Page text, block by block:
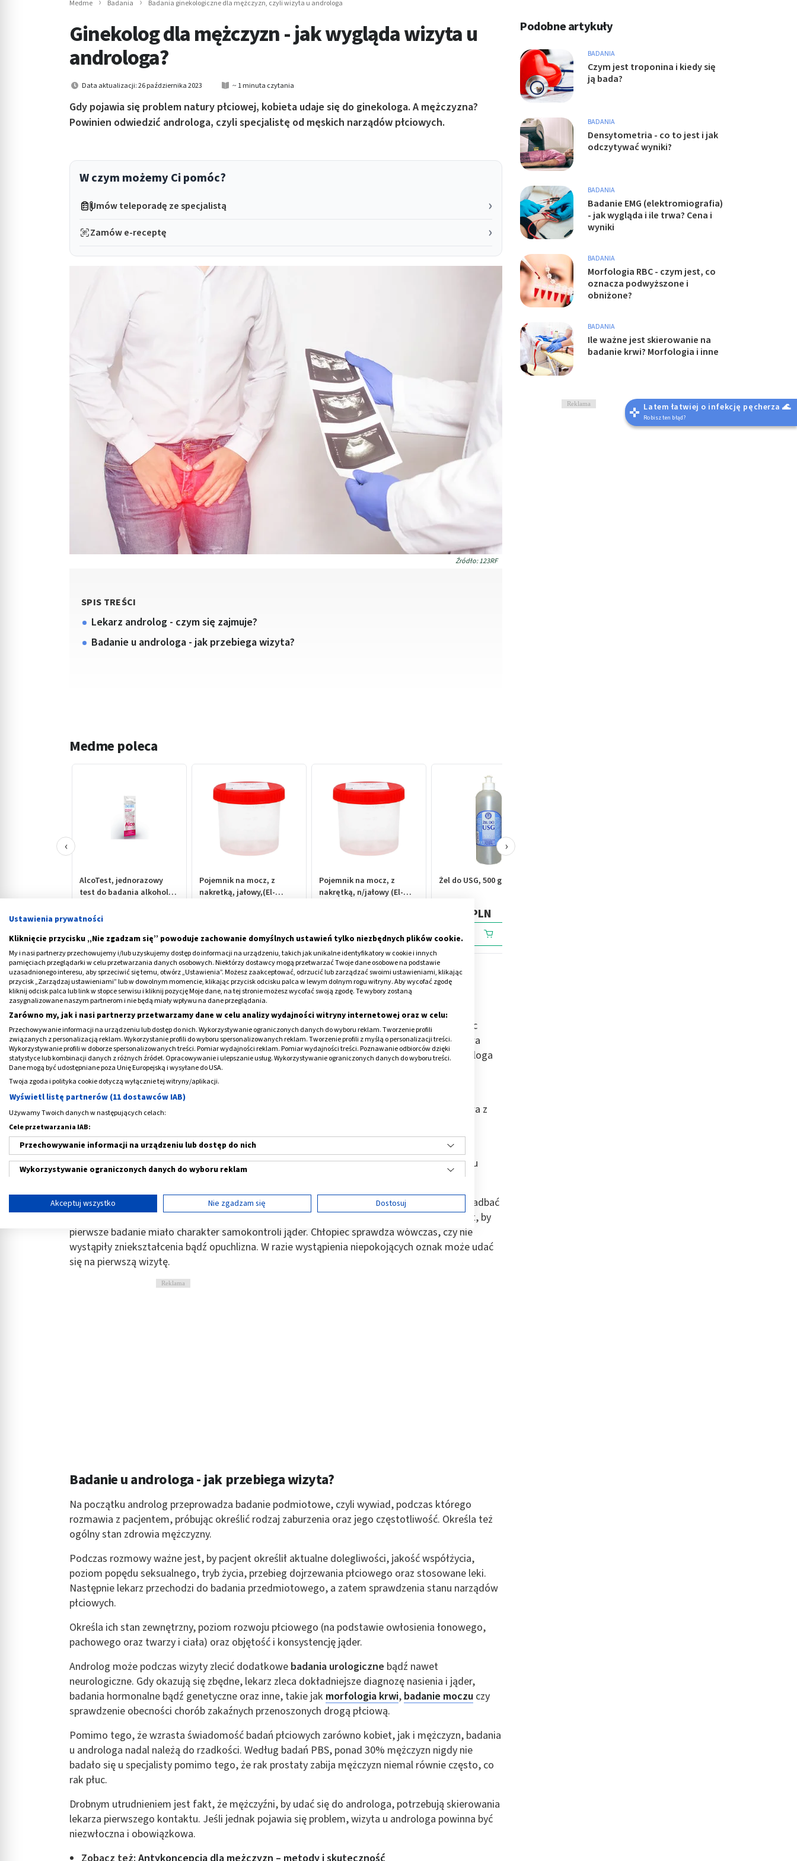
Medme Badania Badania ginekologiczne dla mężczyzn, czyli wizyta u androloga
Ginekolog dla mężczyzn - jak wygląda wizyta u
androloga?
Data aktualizacji: 26 października 2023 ~ 1 minuta czytania
Gdy pojawia się problem natury płciowej, kobieta udaje się do ginekologa. A mężczyzna?
Powinien odwiedzić androloga, czyli specjalistę od męskich narządów płciowych.
W czym możemy Ci pomóc?
Umów teleporadę ze specjalistą
Zamów e-receptę
Źródło: 123RF
SPIS TREŚCI
Lekarz androlog - czym się zajmuje?
Badanie u androloga - jak przebiega wizyta?
Medme poleca
AlcoTest, jednorazowy
test do badania alkoholu,
5,39 PLN
Pojemnik na mocz, z
nakretką, jałowy,(El-
Pojemnik na mocz, z
nakrętką, n/jałowy (El-
Żel do USG, 500 g (Hasco)
16,99 PLN
‹ ›
Lekarz androlog - czym się zajmuje?
Andrologiazajmuje się fizjologią męskich narządów płciowych, wykrywając ich wady, lecząc
zaburzenia erekcji, bezpłodność czy przerost gruczołu krokowego. Czasem potrzebne bywa
wsparcie innych specjalistów, takich jakurologczy seksuolog, aczkolwiek to właśnie androloga
nazywa się „ginekologiem dla mężczyzn.”
Andrologpowinien badać mężczyznę na wszystkich etapach jego rozwoju, toteż specjaliści
przyjmują zarówno chłopców, jak i starszych mężczyzn. Oprócz badań możliwa jest rozmowa z
lekarzem o nurtujących mężczyznę problemach. Leczy się zarówno przyczyny, jak i skutki
schorzeń.
Najczęstszą przyczyną wizyt u androloga jestandropauza, czyli okres obniżania się poziomu
męskich hormonów płciowych. Wizyty dotyczą w dużej mierze również bezpłodności.
Dobrze jest, gdy zachęcanie do badań odbywa się już w młodości. Rodzice, którzy pragną zadbać
o zdrowie swojego syna, powinni wytłumaczyć mu, jak bardzo jest to ważne. Wskazane jest, by
pierwsze badanie miało charakter samokontroli jąder. Chłopiec sprawdza wówczas, czy nie
wystąpiły zniekształcenia bądź opuchlizna. W razie wystąpienia niepokojących oznak może udać
się na pierwszą wizytę.
Reklama
Badanie u androloga - jak przebiega wizyta?
Na początku androlog przeprowadza badanie podmiotowe, czyli wywiad, podczas którego
rozmawia z pacjentem, próbując określić rodzaj zaburzenia oraz jego częstotliwość. Określa też
ogólny stan zdrowia mężczyzny.
Podczas rozmowy ważne jest, by pacjent określił aktualne dolegliwości, jakość współżycia,
poziom popędu seksualnego, tryb życia, przebieg dojrzewania płciowego oraz stosowane leki.
Następnie lekarz przechodzi do badania przedmiotowego, a zatem sprawdzenia stanu narządów
płciowych.
Określa ich stan zewnętrzny, poziom rozwoju płciowego (na podstawie owłosienia łonowego,
pachowego oraz twarzy i ciała) oraz objętość i konsystencję jąder.
Androlog może podczas wizyty zlecić dodatkowe badania urologiczne bądź nawet
neurologiczne. Gdy okazują się zbędne, lekarz zleca dokładniejsze diagnozę nasienia i jąder,
badania hormonalne bądź genetyczne oraz inne, takie jak morfologia krwi, badanie moczu czy
sprawdzenie obecności chorób zakaźnych przenoszonych drogą płciową.
Pomimo tego, że wzrasta świadomość badań płciowych zarówno kobiet, jak i mężczyzn, badania
u androloga nadal należą do rzadkości. Według badań PBS, ponad 30% mężczyzn nigdy nie
badało się u specjalisty pomimo tego, że rak prostaty zabija mężczyzn niemal równie często, co
rak płuc.
Drobnym utrudnieniem jest fakt, że mężczyźni, by udać się do androloga, potrzebują skierowania
lekarza pierwszego kontaktu. Jeśli jednak pojawia się problem, wizyta u androloga powinna być
niezwłoczna i obowiązkowa.
Podobne artykuły
BADANIA
Czym jest troponina i kiedy się
ją bada?
BADANIA
Densytometria - co to jest i jak
odczytywać wyniki?
BADANIA
Badanie EMG (elektromiografia)
- jak wygląda i ile trwa? Cena i
wyniki
BADANIA
Morfologia RBC - czym jest, co
oznacza podwyższone i
obniżone?
BADANIA
Ile ważne jest skierowanie na
badanie krwi? Morfologia i inne
Reklama Latem łatwiej o infekcję pęcherza 🌊
Robisz ten błąd?
Ustawienia prywatności
Kliknięcie przycisku „Nie zgadzam się” powoduje zachowanie domyślnych ustawień tylko niezbędnych plików cookie.
My i nasi partnerzy przechowujemy i/lub uzyskujemy dostęp do informacji na urządzeniu, takich jak unikalne identyfikatory w cookie i innych
pamięciach przeglądarki w celu przetwarzania danych osobowych. Niektórzy dostawcy mogą przetwarzać Twoje dane osobowe na podstawie
uzasadnionego interesu, aby sprzeciwić się temu, otwórz „Ustawienia”. Możesz zaakceptować, odrzucić lub zarządzać swoimi ustawieniami, klikając
przycisk „Zarządzaj ustawieniami” lub w dowolnym momencie, klikając przycisk odcisku palca w lewym dolnym rogu witryny. Aby wycofać zgodę
kliknij odcisk palca lub link w stopce serwisu i kliknij pozycję Moje dane, na tej stronie możesz wycofać swoją zgodę. Te wybory zostaną
zasygnalizowane naszym partnerom i nie będą miały wpływu na dane przeglądania.
Zarówno my, jak i nasi partnerzy przetwarzamy dane w celu analizy wydajności witryny internetowej oraz w celu:
Przechowywanie informacji na urządzeniu lub dostęp do nich. Wykorzystywanie ograniczonych danych do wyboru reklam. Tworzenie profili
związanych z personalizacją reklam. Wykorzystanie profili do wyboru spersonalizowanych reklam. Tworzenie profili z myślą o personalizacji treści.
Wykorzystywanie profili w doborze spersonalizowanych treści. Pomiar wydajności reklam. Pomiar wydajności treści. Poznawanie odbiorców dzięki
statystyce lub kombinacji danych z różnych źródeł. Opracowywanie i ulepszanie usług. Wykorzystywanie ograniczonych danych do wyboru treści.
Dane mogą być udostępniane poza Unię Europejską i wysyłane do USA.
Twoja zgoda i polityka cookie dotyczą wyłącznie tej witryny/aplikacji.
Wyświetl listę partnerów (11 dostawców IAB)
Używamy Twoich danych w następujących celach:
Cele przetwarzania IAB:
Przechowywanie informacji na urządzeniu lub dostęp do nich
Wykorzystywanie ograniczonych danych do wyboru reklam
Tworzenie profili w celu spersonalizowanych reklam
Tworzenie profili w celu personalizacji treści
Wykorzystywanie profili w celu doboru spersonalizowanych treści
Wydajność (Performance)
Reklama / śledzenie
Akceptuj wszystko Nie zgadzam się Dostosuj